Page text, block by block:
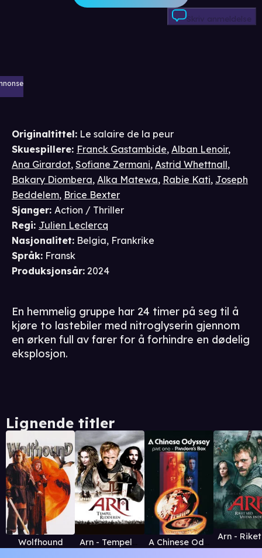
Skriv anmeldelse
Originaltittel: Le salaire de la peur
Skuespillere: Franck Gastambide, Alban Lenoir,
Ana Girardot, Sofiane Zermani, Astrid Whettnall,
Bakary Diombera, Alka Matewa, Rabie Kati, Joseph
Beddelem, Brice Bexter
Sjanger: Action / Thriller
Regi: Julien Leclercq
Nasjonalitet: Belgia, Frankrike
Språk: Fransk
Produksjonsår: 2024
En hemmelig gruppe har 24 timer på seg til å
kjøre to lastebiler med nitroglyserin gjennom
en ørken full av farer for å forhindre en dødelig
eksplosjon.
Lignende titler
Wolfhound Arn - Tempelridderen A Chinese Odyssey Part One: Pandora's Box